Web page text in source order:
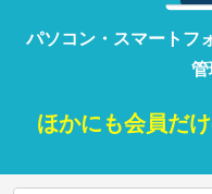
パソコン・ スマートフ
ほかにも会員だ